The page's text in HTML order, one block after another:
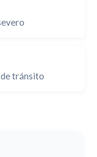
tránsito